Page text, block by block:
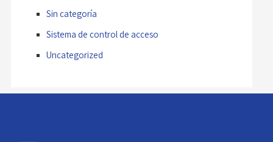
Sin categoría
Sistema de control de acceso
Uncategorized